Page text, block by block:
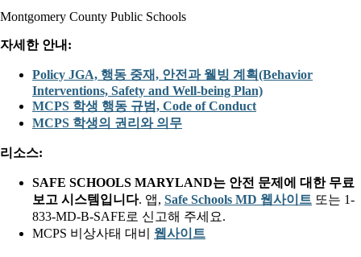
Montgomery County Public Schools
자세한 안내:
Policy JGA, 행동 중재, 안전과 웰빙 계획(Behavior
Interventions, Safety and Well-being Plan)
MCPS 학생 행동 규범, Code of Conduct
MCPS 학생의 권리와 의무
리소스:
SAFE SCHOOLS MARYLAND는 안전 문제에 대한 무료
보고 시스템입니다. 앱, Safe Schools MD 웹사이트 또는 1-
833-MD-B-SAFE로 신고해 주세요.
MCPS 비상사태 대비 웹사이트